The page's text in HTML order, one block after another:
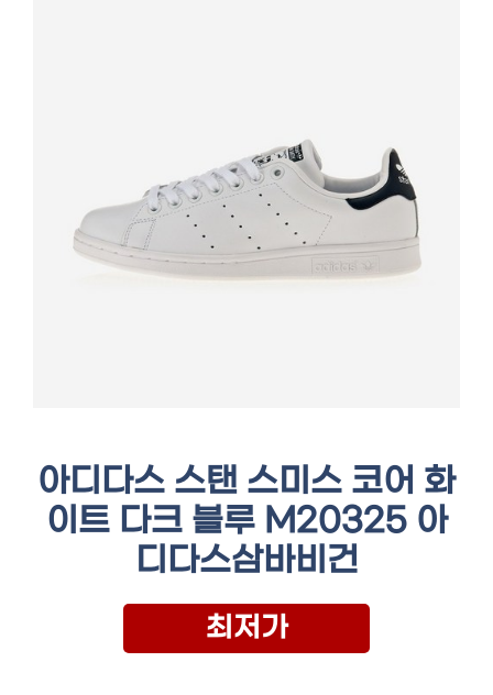
아디다스 스탠 스미스 코어 화
이트 다크 블루 M20325 아
디다스삼바비건
최저가